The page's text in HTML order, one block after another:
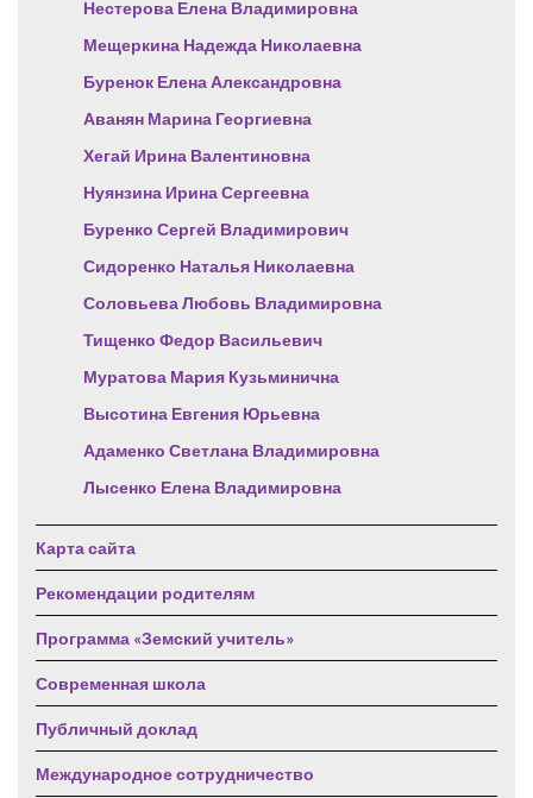
Нестерова Елена Владимировна
Мещеркина Надежда Николаевна
Буренок Елена Александровна
Аванян Марина Георгиевна
Хегай Ирина Валентиновна
Нуянзина Ирина Сергеевна
Буренко Сергей Владимирович
Сидоренко Наталья Николаевна
Соловьева Любовь Владимировна
Тищенко Федор Васильевич
Муратова Мария Кузьминична
Высотина Евгения Юрьевна
Адаменко Светлана Владимировна
Лысенко Елена Владимировна
Карта сайта
Рекомендации родителям
Программа «Земский учитель»
Современная школа
Публичный доклад
Международное сотрудничество